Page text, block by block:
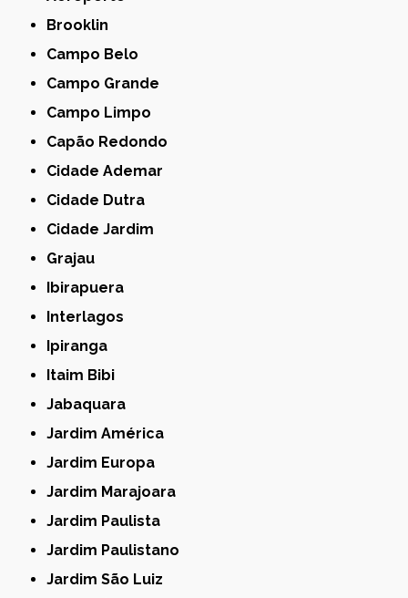
Brooklin
Campo Belo
Campo Grande
Campo Limpo
Capão Redondo
Cidade Ademar
Cidade Dutra
Cidade Jardim
Grajau
Ibirapuera
Interlagos
Ipiranga
Itaim Bibi
Jabaquara
Jardim América
Jardim Europa
Jardim Marajoara
Jardim Paulista
Jardim Paulistano
Jardim São Luiz